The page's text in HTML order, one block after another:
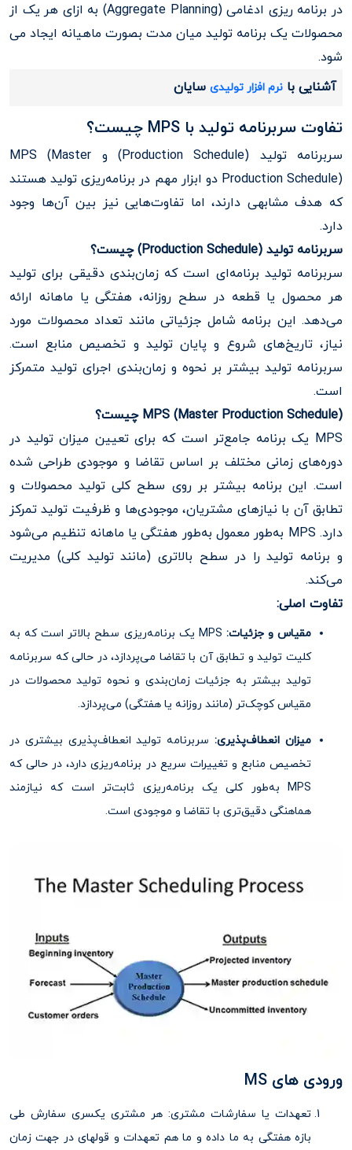
در برنامه ریزی ادغامی (Aggregate Planning) به ازای هر یک از
محصولات یک برنامه تولید میان مدت بصورت ماهیانه ایجاد می
شود.
آشنایی با نرم افزار تولیدی سایان
تفاوت سربرنامه تولید با MPS چیست؟
سربرنامه تولید (Production Schedule) و MPS (Master
Production Schedule) دو ابزار مهم در برنامه‌ریزی تولید هستند
که هدف مشابهی دارند، اما تفاوت‌هایی نیز بین آن‌ها وجود
دارد.
سربرنامه تولید (Production Schedule) چیست؟
سربرنامه تولید برنامه‌ای است که زمان‌بندی دقیقی برای تولید
هر محصول یا قطعه در سطح روزانه، هفتگی یا ماهانه ارائه
می‌دهد. این برنامه شامل جزئیاتی مانند تعداد محصولات مورد
نیاز، تاریخ‌های شروع و پایان تولید و تخصیص منابع است.
سربرنامه تولید بیشتر بر نحوه و زمان‌بندی اجرای تولید متمرکز
است.
MPS (Master Production Schedule) چیست؟
MPS یک برنامه جامع‌تر است که برای تعیین میزان تولید در
دوره‌های زمانی مختلف بر اساس تقاضا و موجودی طراحی شده
است. این برنامه بیشتر بر روی سطح کلی تولید محصولات و
تطابق آن با نیازهای مشتریان، موجودی‌ها و ظرفیت تولید تمرکز
دارد. MPS به‌طور معمول به‌طور هفتگی یا ماهانه تنظیم می‌شود
و برنامه تولید را در سطح بالاتری (مانند تولید کلی) مدیریت
می‌کند.
تفاوت اصلی:
مقیاس و جزئیات:
MPS یک برنامه‌ریزی سطح بالاتر است که به
کلیت تولید و تطابق آن با تقاضا می‌پردازد، در حالی که سربرنامه
تولید بیشتر به جزئیات زمان‌بندی و نحوه تولید محصولات در
مقیاس کوچک‌تر (مانند روزانه یا هفتگی) می‌پردازد.
میزان انعطاف‌پذیری:سربرنامه تولید انعطاف‌پذیری بیشتری در
تخصیص منابع و تغییرات سریع در برنامه‌ریزی دارد، در حالی که
MPS به‌طور کلی یک برنامه‌ریزی ثابت‌تر است که نیازمند
هماهنگی دقیق‌تری با تقاضا و موجودی است.
ورودی های MS
تعهدات یا سفارشات مشتری: هر مشتری یکسری سفارش طی
بازه هفتگی به ما داده و ما هم تعهدات و قولهای در جهت زمان